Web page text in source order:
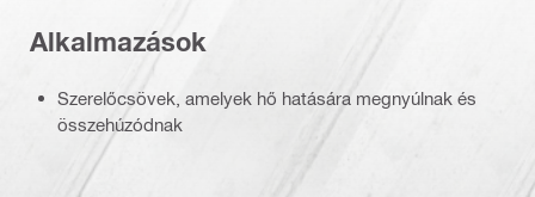
Alkalmazások
Szerelőcsövek, amelyek hő hatására megnyúlnak és
összehúzódnak